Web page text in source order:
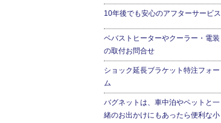
10年後でも安心のアフターサービス
ベバストヒーターやクーラー・電装
の取付お問合せ
ショック延長ブラケット特注フォー
ム
バグネットは、車中泊やペットと一
緒のお出かけにもあったら便利な小